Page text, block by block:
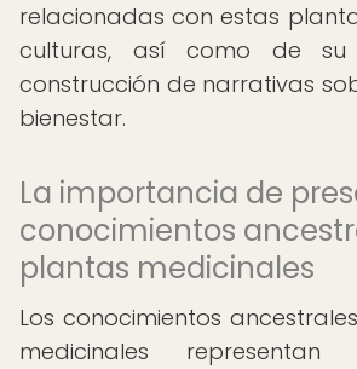
relacionadas con estas
culturas, así como de
construcción de narrativas
bienestar.
La importancia de
conocimientos
plantas medicinales
Los conocimientos
medicinales